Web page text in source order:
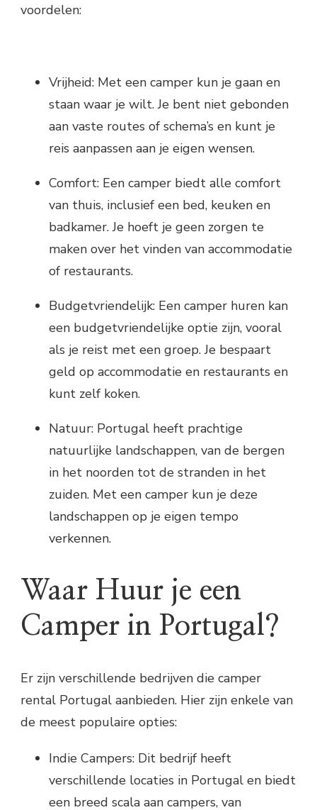
voordelen:
Vrijheid: Met een camper kun je gaan en
staan waar je wilt. Je bent niet gebonden
aan vaste routes of schema’s en kunt je
reis aanpassen aan je eigen wensen.
Comfort: Een camper biedt alle comfort
van thuis, inclusief een bed, keuken en
badkamer. Je hoeft je geen zorgen te
maken over het vinden van accommodatie
of restaurants.
Budgetvriendelijk: Een camper huren kan
een budgetvriendelijke optie zijn, vooral
als je reist met een groep. Je bespaart
geld op accommodatie en restaurants en
kunt zelf koken.
Natuur: Portugal heeft prachtige
natuurlijke landschappen, van de bergen
in het noorden tot de stranden in het
zuiden. Met een camper kun je deze
landschappen op je eigen tempo
verkennen.
Waar Huur je een
Camper in Portugal?
Er zijn verschillende bedrijven die camper
rental Portugal aanbieden. Hier zijn enkele van
de meest populaire opties:
Indie Campers: Dit bedrijf heeft
verschillende locaties in Portugal en biedt
een breed scala aan campers, van